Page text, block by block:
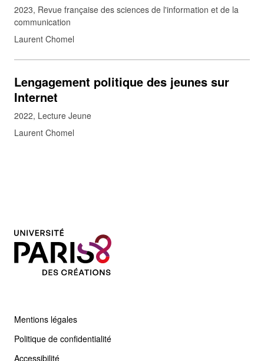
2023 Revue française des sciences de l'information et de la
communication
Laurent Chomel
Lengagement politique des jeunes sur
Internet
2022 Lecture Jeune
Laurent Chomel
Mentions légales
Politique de confidentialité
Accessibilité